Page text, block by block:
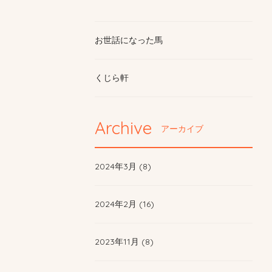
お世話になった馬
くじら軒
Archive アーカイブ
2024年3月 (8)
2024年2月 (16)
2023年11月 (8)